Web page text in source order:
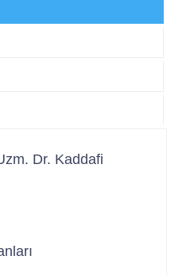
Dr. Kaddafi